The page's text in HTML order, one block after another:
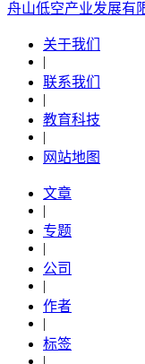
舟山低空产业发展有
关于我们
|
联系我们
|
教育科技
|
网站地图
文章
|
专题
|
公司
|
作者
|
标签